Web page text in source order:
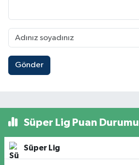
Gönder
Süper Lig Puan Durumu
Süper Lig